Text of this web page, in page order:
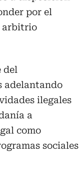
por el
arbitrio
del
adelantando
ilegales
a
como
sociales